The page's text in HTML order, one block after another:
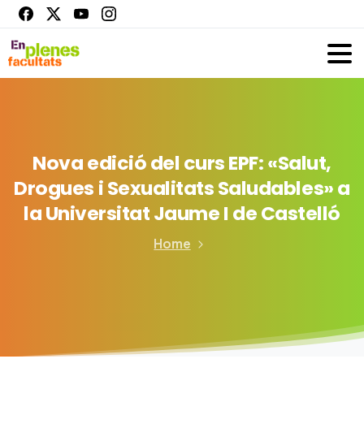
Novaediciódel cursEPF:«Salut,
Drogues iSexualitatsSaludables»a
laUniversitatJaumeI deCastelló
Home